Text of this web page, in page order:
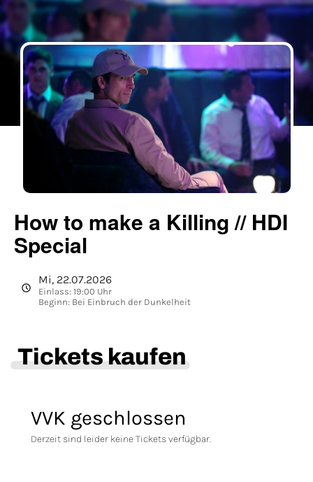
How to make a Killing // HDI
Special
Mi, 22.07.2026
Einlass: 19:00 Uhr
Beginn: Bei Einbruch der Dunkelheit
Tickets kaufen
VVK geschlossen
Derzeit sind leider keine Tickets verfügbar.